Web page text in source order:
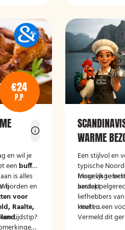
€24
P.P
en wil je
eenbuffet
is alles
voor
Raalte,
.
borden en
tijdstip?
WARME
Een stijlvol en
typische
frisse
liefhebbers
keuken.
Mogelijk te
bestek!
Heeft u een
Vermeld dit